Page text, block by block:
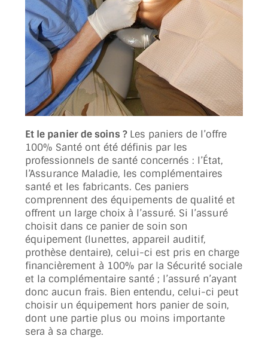
Et le panier de soins ?Les paniers de l’offre
100% Santé ont été définis par les
professionnels de santé concernés : l’État,
l’Assurance Maladie, les complémentaires
santé et les fabricants. Ces paniers
comprennent des équipements de qualité et
offrent un large choix à l’assuré. Si l’assuré
choisit dans ce panier de soin son
équipement (lunettes, appareil auditif,
prothèse dentaire), celui-ci est pris en charge
financièrement à 100% par la Sécurité sociale
et la complémentaire santé ; l’assuré n’ayant
donc aucun frais. Bien entendu, celui-ci peut
choisir un équipement hors panier de soin,
dont une partie plus ou moins importante
sera à sa charge.